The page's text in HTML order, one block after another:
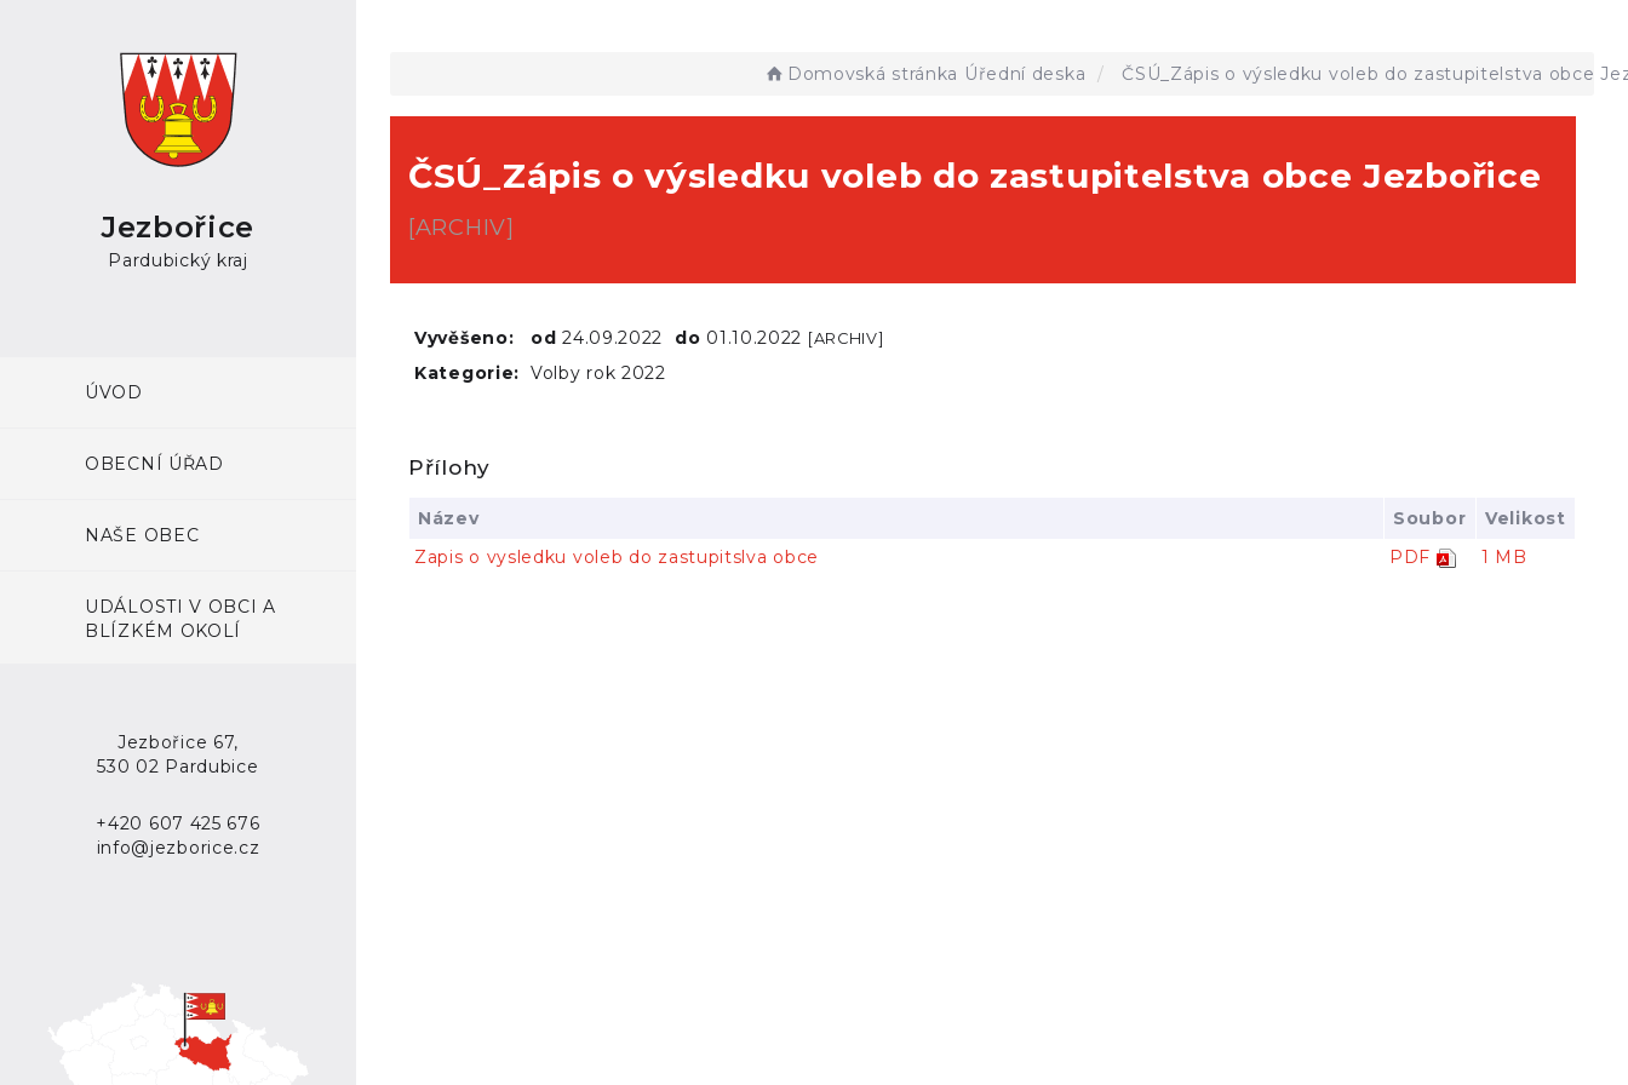
Jezbořice
Pardubický kraj
ÚVOD
OBECNÍ ÚŘAD
NAŠE OBEC
UDÁLOSTI V OBCI A
BLÍZKÉM OKOLÍ
Jezbořice 67,
530 02 Pardubice
+420 607 425 676
info@jezborice.cz
Domovská stránka Úřední deska ČSÚ_Zápis o výsledku voleb do zastupitelstva obce
ČSÚ_Zápis o výsledku voleb do zastupitelstva obce Jezbořice
[ARCHIV]
Vyvěšeno: od24.09.2022 do 01.10.2022 [ARCHIV]
Kategorie: Volby rok 2022
Přílohy
Název Soubor
Velikost
Zapis o vysledku voleb do zastupitslva obce
PDF 1 MB